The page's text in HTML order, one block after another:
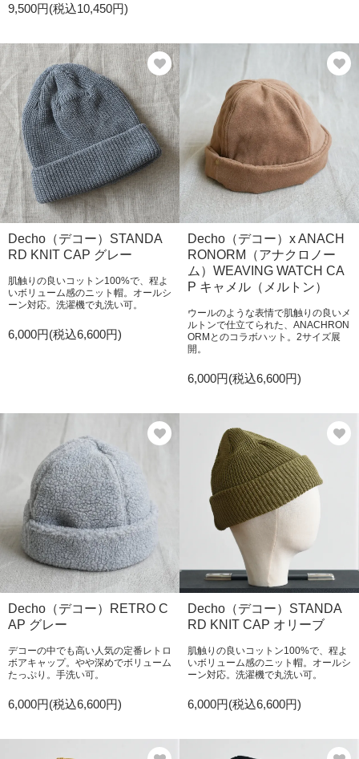
9,500円(税込10,450円)
Decho（デコー）STANDA
RD KNIT CAP グレー
肌触りの良いコットン100%で、程よ
いボリューム感のニット帽。オールシ
ーン対応。洗濯機で丸洗い可。
6,000円(税込6,600円)
Decho（デコー）x ANACH
RONORM（アナクロノー
ム）WEAVING WATCH CA
P キャメル（メルトン）
ウールのような表情で肌触りの良いメ
ルトンで仕立てられた、ANACHRON
ORMとのコラボハット。2サイズ展
開。
6,000円(税込6,600円)
Decho（デコー）RETRO C
AP グレー
デコーの中でも高い人気の定番レトロ
ボアキャップ。やや深めでボリューム
たっぷり。手洗い可。
6,000円(税込6,600円)
Decho（デコー）STANDA
RD KNIT CAP オリーブ
肌触りの良いコットン100%で、程よ
いボリューム感のニット帽。オールシ
ーン対応。洗濯機で丸洗い可。
6,000円(税込6,600円)